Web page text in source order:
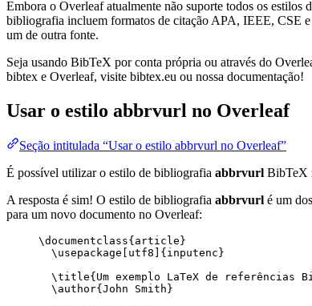
Embora o Overleaf atualmente não suporte todos os
bibliografia incluem formatos de citação APA, IEEE, CSE
um de outra fonte.
Seja usando BibTeX por conta própria ou através do
bibtex e Overleaf, visite bibtex.eu ou nossa documentação!
Usar o estilo abbrvurl no Overleaf
Seção intitulada “Usar o estilo abbrvurl no Overleaf”
É possível utilizar o estilo de bibliografia abbrvurl BibTeX
A resposta é sim! O estilo de bibliografia abbrvurl é um
para um novo documento no Overleaf:
\documentclass{ article }
\usepackage
utf8 ]{ inputenc }
\title{Um exemplo LaTeX de
\author{John Smith}